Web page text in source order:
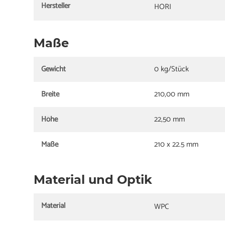
Hersteller HORI
Maße
Gewicht
0 kg/Stück
Breite
210,00 mm
Höhe
22,50 mm
Maße
210 x 22.5 mm
Material und Optik
Material WPC